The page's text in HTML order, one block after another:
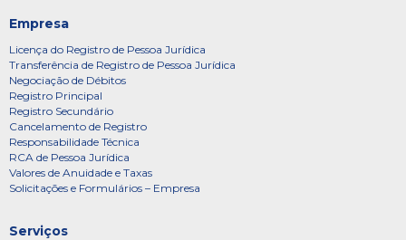
Empresa
Licença do Registro de Pessoa Jurídica
Transferência de Registro de Pessoa Jurídica
Negociação de Débitos
Registro Principal
Registro Secundário
Cancelamento de Registro
Responsabilidade Técnica
RCA de Pessoa Jurídica
Valores de Anuidade e Taxas
Solicitações e Formulários – Empresa
Serviços